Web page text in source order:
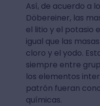
Así, de acuerdo a
Döbereiner, las
el litio y el potasio
igual que las
cloro y el yodo.
siempre entre
los elementos
patrón fueran
químicas.